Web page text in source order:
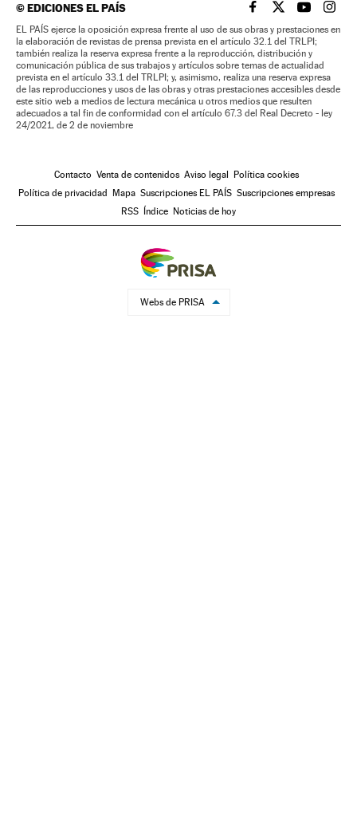
©EDICIONES EL PAÍS EL PAÍS BRASIL EN
EL PAÍSEL PAÍS
EL
EL PAÍS ejerce la oposición expresa frente al uso de sus obras y prestaciones en
la elaboración de revistas de prensa prevista en el artículo 32.1 del TRLPI;
también realiza la reserva expresa frente a la reproducción, distribución y
comunicación pública de sus trabajos y artículos sobre temas de actualidad
prevista en el artículo 33.1 del TRLPI; y, asimismo, realiza una reserva expresa
de las reproducciones y usos de las obras y otras prestaciones accesibles desde
este sitio web a medios de lectura mecánica u otros medios que resulten
adecuados a tal fin de conformidad con el artículo 67.3 del Real Decreto - ley
24/2021, de 2 de noviembre
Contacto Venta de contenidos Aviso legal
Política cookies
Política de privacidad
Mapa Suscripciones EL PAÍS Suscripciones empresas
RSS
Índice Noticias de hoy
Webs de PRISA